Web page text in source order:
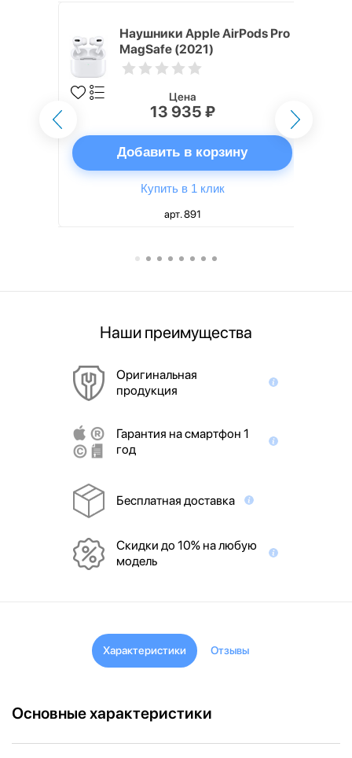
Наушники Apple AirPods Pro
MagSafe (2021)
Цена
13 935 ₽
Добавить в корзину
Купить в 1 клик
арт. 891
Наши преимущества
Оригинальная
продукция
Гарантия на смартфон 1
год
Бесплатная доставка
Скидки до 10% на любую
модель
Характеристики Отзывы
Основные характеристики